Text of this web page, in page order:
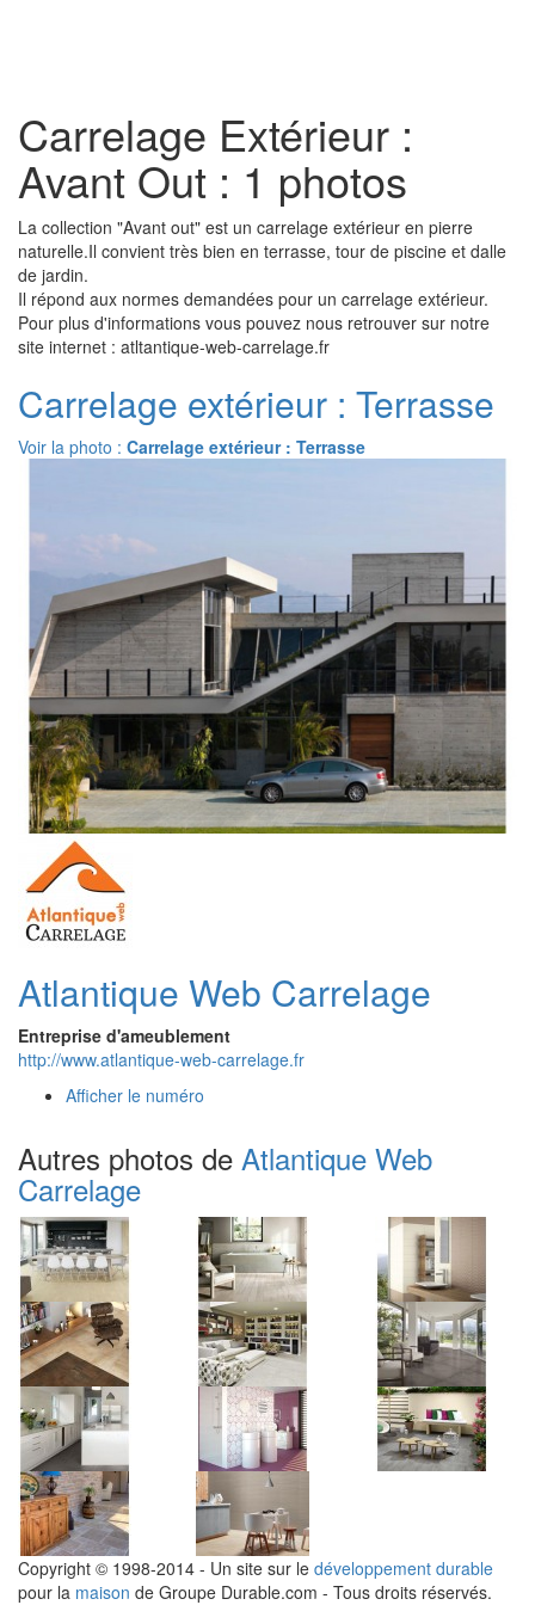
Carrelage Extérieur :
Avant Out : 1 photos
La collection "Avant out" est un carrelage extérieur en pierre
naturelle.Il convient très bien en terrasse, tour de piscine et dalle
de jardin.
Il répond aux normes demandées pour un carrelage extérieur.
Pour plus d'informations vous pouvez nous retrouver sur notre
site internet : atltantique-web-carrelage.fr
Carrelage extérieur : Terrasse
Voir la photo : Carrelage extérieur : Terrasse
Atlantique Web Carrelage
Entreprise d'ameublement
http://www.atlantique-web-carrelage.fr
Afficher le numéro
Autres photos de Atlantique Web
Carrelage
Copyright © 1998-2014 - Un site sur le développement durable
pour la maison de Groupe Durable.com - Tous droits réservés.